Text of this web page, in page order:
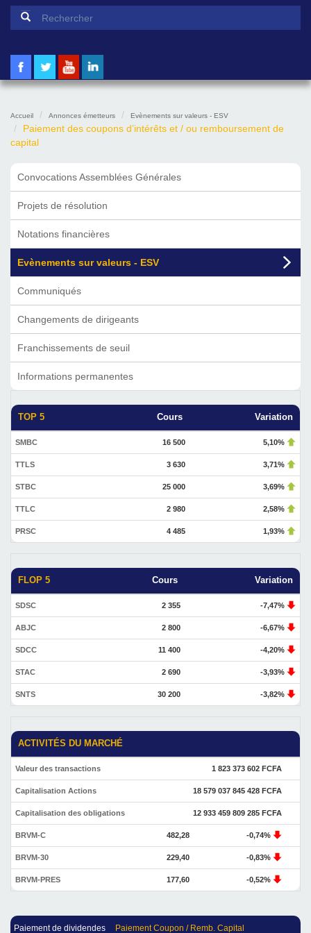
Formulaire de recherche
Accueil Annonces émetteurs Evènements sur valeurs - ESV
Paiement des coupons d’intérêts et / ou remboursement de
capital
Convocations Assemblées Générales
Projets de résolution
Notations financières
Evènements sur valeurs - ESV
Communiqués
Changements de dirigeants
Franchissements de seuil
Informations permanentes
TOP 5 Cours Variation
SMBC 16 500 5,10%
TTLS 3 630 3,71%
STBC 25 000 3,69%
TTLC 2 980 2,58%
PRSC 4 485 1,93%
FLOP 5 Cours Variation
SDSC 2 355 -7,47%
ABJC 2 800 -6,67%
SDCC 11 400 -4,20%
STAC 2 690 -3,93%
SNTS 30 200 -3,82%
ACTIVITÉS DU MARCHÉ
Valeur des transactions 1 823 373 602 FCFA
Capitalisation Actions 18 579 037 845 428 FCFA
Capitalisation des obligations 12 933 459 809 285 FCFA
BRVM-C 482,28 -0,74%
BRVM-30 229,40 -0,83%
BRVM-PRES 177,60 -0,52%
Paiement de dividendes Paiement Coupon / Remb. Capital